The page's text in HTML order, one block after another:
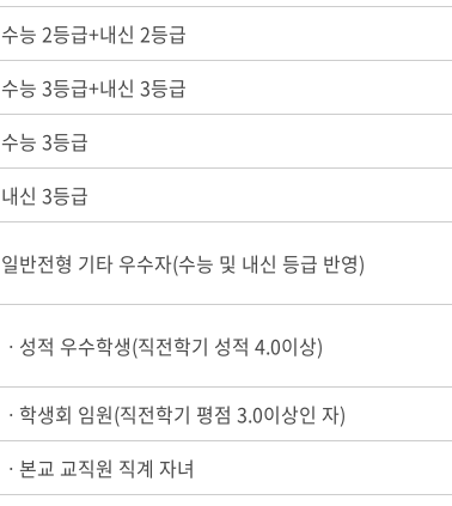
수능 2등급+내신 2등급
수능 3등급+내신 3등급
수능 3등급
내신 3등급
일반전형 기타 우수자(수능 및 내신 등급 반영)
ㆍ성적 우수학생(직전학기 성적 4.0이상)
ㆍ학생회 임원(직전학기 평점 3.0이상인 자)
ㆍ본교 교직원 직계 자녀